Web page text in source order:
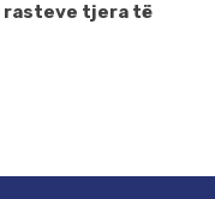
rasteve tjera të